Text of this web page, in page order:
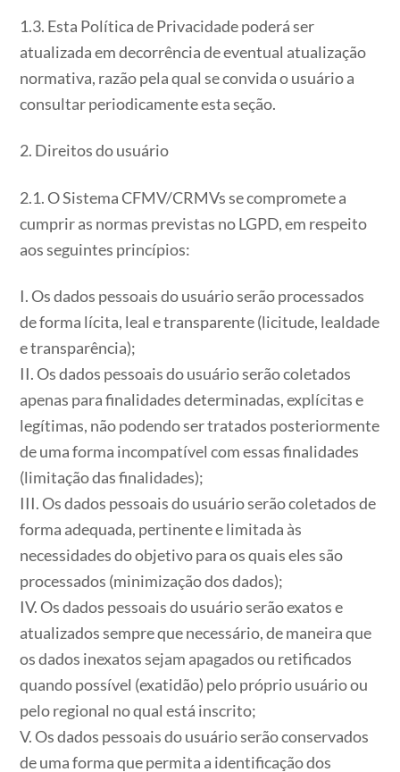
1.3. Esta Política de Privacidade poderá ser
atualizada em decorrência de eventual atualização
normativa, razão pela qual se convida o usuário a
consultar periodicamente esta seção.
2. Direitos do usuário
2.1. O Sistema CFMV/CRMVs se compromete a
cumprir as normas previstas no LGPD, em respeito
aos seguintes princípios:
I. Os dados pessoais do usuário serão processados
de forma lícita, leal e transparente (licitude, lealdade
e transparência);
II. Os dados pessoais do usuário serão coletados
apenas para finalidades determinadas, explícitas e
legítimas, não podendo ser tratados posteriormente
de uma forma incompatível com essas finalidades
(limitação das finalidades);
III. Os dados pessoais do usuário serão coletados de
forma adequada, pertinente e limitada às
necessidades do objetivo para os quais eles são
processados (minimização dos dados);
IV. Os dados pessoais do usuário serão exatos e
atualizados sempre que necessário, de maneira que
os dados inexatos sejam apagados ou retificados
quando possível (exatidão) pelo próprio usuário ou
pelo regional no qual está inscrito;
V. Os dados pessoais do usuário serão conservados
de uma forma que permita a identificação dos